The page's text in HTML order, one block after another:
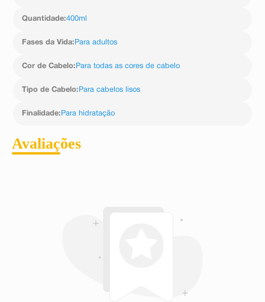
Quantidade:400ml
Fases da Vida: Para adultos
Cor de Cabelo: Para todas as cores de cabelo
Tipo de Cabelo: Para cabelos lisos
Finalidade: Para hidratação
Avaliações